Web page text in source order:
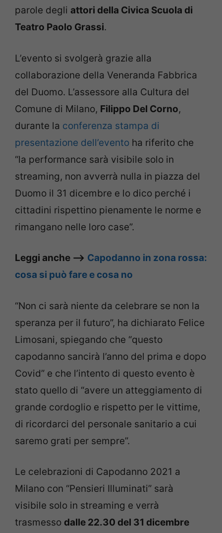
parole degli attori della Civica Scuola di
Teatro Paolo Grassi.
L’evento si svolgerà grazie alla
collaborazione della Veneranda Fabbrica
del Duomo. L’assessore alla Cultura del
Comune di Milano, Filippo Del Corno,
durante la conferenza stampa di
presentazione dell’evento ha riferito che
“la performance sarà visibile solo in
streaming, non avverrà nulla in piazza del
Duomo il 31 dicembre e lo dico perché i
cittadini rispettino pienamente le norme e
rimangano nelle loro case”.
Leggi anche –> Capodanno in zona rossa:
cosa si può fare e cosa no
“Non ci sarà niente da celebrare se non la
speranza per il futuro”, ha dichiarato Felice
Limosani, spiegando che “questo
capodanno sancirà l’anno del prima e dopo
Covid” e che l’intento di questo evento è
stato quello di “avere un atteggiamento di
grande cordoglio e rispetto per le vittime,
di ricordarci del personale sanitario a cui
saremo grati per sempre”.
Le celebrazioni di Capodanno 2021 a
Milano con “Pensieri Illuminati” sarà
visibile solo in streaming e verrà
trasmesso dalle 22.30 del 31 dicembre